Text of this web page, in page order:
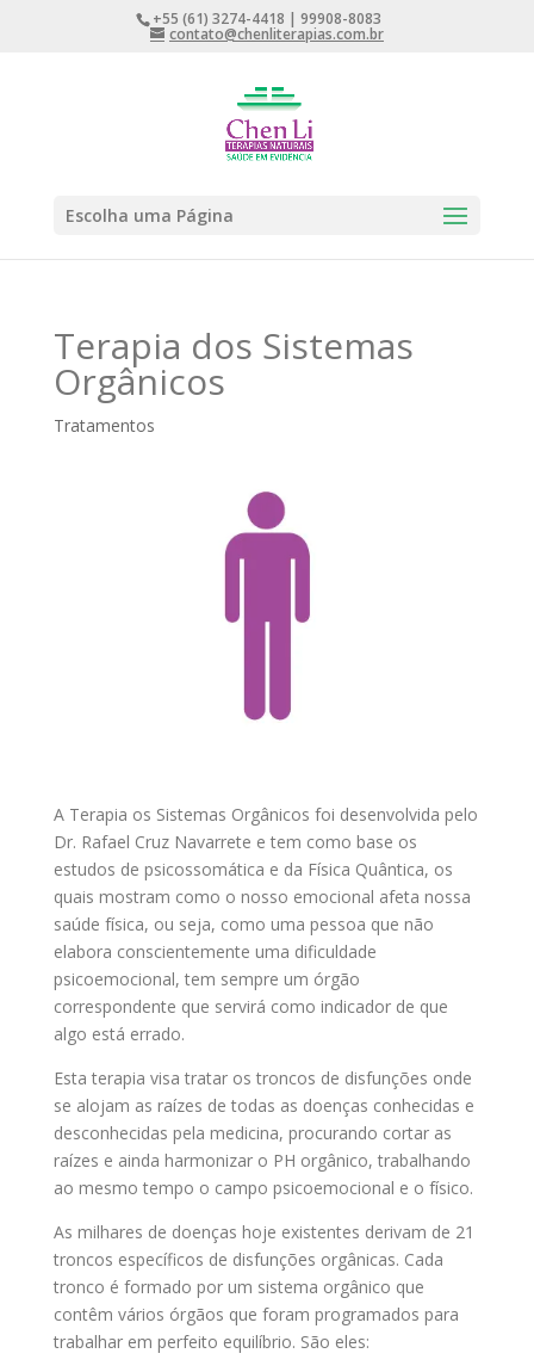
+55 (61) 3274-4418 | 99908-8083
contato@chenliterapias.com.br
Escolha uma Página
Terapia dos Sistemas
Orgânicos
Tratamentos
A Terapia os Sistemas Orgânicos foi desenvolvida pelo
Dr. Rafael Cruz Navarrete e tem como base os
estudos de psicossomática e da Física Quântica, os
quais mostram como o nosso emocional afeta nossa
saúde física, ou seja, como uma pessoa que não
elabora conscientemente uma dificuldade
psicoemocional, tem sempre um órgão
correspondente que servirá como indicador de que
algo está errado.
Esta terapia visa tratar os troncos de disfunções onde
se alojam as raízes de todas as doenças conhecidas e
desconhecidas pela medicina, procurando cortar as
raízes e ainda harmonizar o PH orgânico, trabalhando
ao mesmo tempo o campo psicoemocional e o físico.
As milhares de doenças hoje existentes derivam de 21
troncos específicos de disfunções orgânicas. Cada
tronco é formado por um sistema orgânico que
contêm vários órgãos que foram programados para
trabalhar em perfeito equilíbrio. São eles: